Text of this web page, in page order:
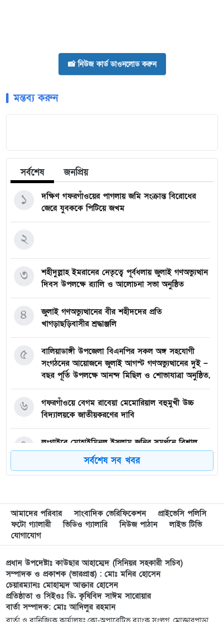
📸 নিউজ কার্ড ডাওনলোড করুন
মন্তব্য করুন
সর্বশেষ জনপ্রিয়
দক্ষিণ গফরগাঁওয়ের পাগলায় জমি সংক্রান্ত বিরোধের
জেরে যুবককে পিটিয়ে জখম
১
২
শহীদুল্লাহ ইমরানের নেতৃত্বে পূর্বধলায় জুলাই গণঅভ্যুত্থান
দিবস উপলক্ষে র‍্যালি ও আলোচনা সভা অনুষ্ঠিত
৩
জুলাই গণঅভ্যুত্থানের বীর শহীদদের প্রতি
খাগড়াছড়িবাসীর শ্রদ্ধাঞ্জলি
৪
বালিয়াডাঙ্গী উপজেলা বিএনপির সকল অঙ্গ সহযোগী
সংগঠনের আয়োজনে জুলাই আগস্ট গণঅভ্যুত্থানের দুই –
বছর পূর্তি উপলক্ষে আনন্দ মিছিল ও শোভাযাত্রা অনুষ্ঠিত,
৫
গফরগাঁওয়ে বেগম রাবেয়া মেমোরিয়াল বহুমুখী উচ্চ
বিদ্যালয়কে জাতীয়করণের দাবি
৬
লংগাইরে মোহাইমিনুল ইসলাম জনির সমর্থনে বিশাল
উঠান বৈঠক। যোগ্যতা ও নতুন নেতৃত্বের প্রতীক জনিই
৭
জামে মসজিদের নতুন ব্যবস্থাপনা কমিটি গঠন:
পূর্বধলায় যে বিদ্যালয়ে পড়েছেন, সেই বিদ্যালয়েই এমপি
হিসেবে সংবর্ধিত মানসুরা আলম
৯
বি এনপি নেতা কে মারধর দলিল লেখক রহিছ কে প্রধান
আসামি করে থানায় অভিযোগ। ‎
১০
পানছড়িতে শিক্ষা ও ধর্মীয় প্রতিষ্ঠানে বিজিবির অনুদান
১১
সর্বশেষ সব খবর
আমাদের পরিবার সাংবাদিক ভেরিফিকেশন
প্রাইভেসি পলিসি
ফটো গ্যালারী
ভিডিও গ্যালারি নিউজ পাঠান
লাইভ টিভি
যোগাযোগ
প্রধান উপদেষ্টাঃ কাউছার আহাম্মেদ (সিনিয়র সহকারী সচিব)
সম্পাদক ও প্রকাশক (ভারপ্রাপ্ত) : মোঃ মনির হোসেন
চেয়ারম্যানঃ মোহাম্মদ আক্তার হোসেন
প্রতিষ্ঠাতা ও সিইওঃ ডি. কৃষিবিদ সাঈম সারোয়ার
বার্তা সম্পাদক: মোঃ আদিলুর রহমান